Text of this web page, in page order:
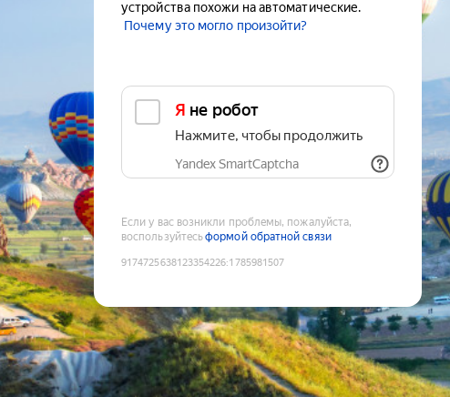
устройства похожи на автоматические.
Почему это могло произойти?
Я не робот
Нажмите, чтобы продолжить
Yandex SmartCaptcha
Если у вас возникли проблемы, пожалуйста,
воспользуйтесьформой обратной связи
9174725638123354226:1785981507